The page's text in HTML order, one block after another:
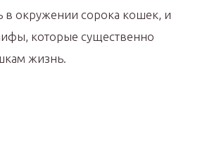
окружении сорока кошек, и
которые существенно
жизнь.